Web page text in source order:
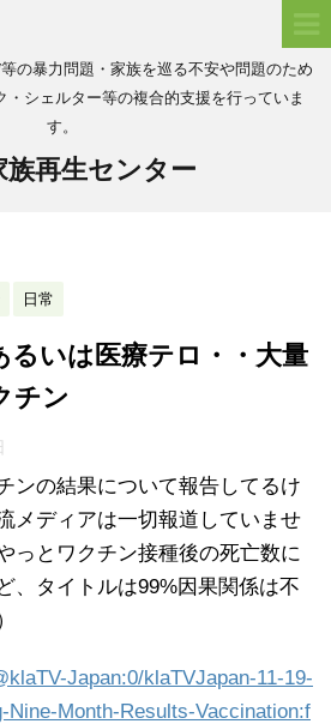
の暴力問題・家族を巡る不安や問題のため
シェルター等の複合的支援を行っていま
す。
族再生センター
日常
るいは医療テロ・・大量
チン
ンの結果について報告してるけ
メディアは一切報道していませ
っとワクチン接種後の死亡数に
、タイトルは99%因果関係は不
Japan:0/klaTVJapan-11-19-
Nine-Month-Results-Vaccination:f